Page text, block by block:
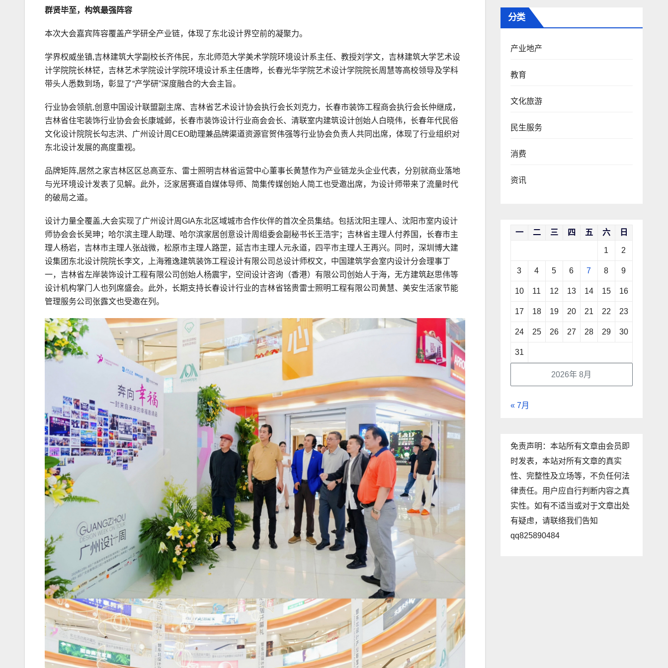
群贤毕至，构筑最强阵容
本次大会嘉宾阵容覆盖产学研全产业链，体现了东北设计界空前的凝聚力。
学界权威坐镇,吉林建筑大学副校长齐伟民，东北师范大学美术学院环境设计系主任、教授刘学文，吉林建筑大学艺术设
计学院院长林铓，吉林艺术学院设计学院环境设计系主任唐晔，长春光华学院艺术设计学院院长周慧等高校领导及学科
带头人悉数到场，彰显了“产学研”深度融合的大会主旨。
行业协会领航,创意中国设计联盟副主席、吉林省艺术设计协会执行会长刘克力，长春市装饰工程商会执行会长仲继成，
吉林省住宅装饰行业协会会长康城邺，长春市装饰设计行业商会会长、清联室内建筑设计创始人白晓伟，长春年代民俗
文化设计院院长勾志洪、广州设计周CEO助理兼品牌渠道资源官贺伟强等行业协会负责人共同出席，体现了行业组织对
东北设计发展的高度重视。
品牌矩阵,居然之家吉林区区总高亚东、雷士照明吉林省运营中心董事长黄慧作为产业链龙头企业代表，分别就商业落地
与光环境设计发表了见解。此外，泛家居赛道自媒体导师、简集传媒创始人简工也受邀出席，为设计师带来了流量时代
的破局之道。
设计力量全覆盖,大会实现了广州设计周GIA东北区域城市合作伙伴的首次全员集结。包括沈阳主理人、沈阳市室内设计
师协会会长吴珅；哈尔滨主理人助理、哈尔滨家居创意设计周组委会副秘书长王浩宇；吉林省主理人付养国，长春市主
理人杨岩，吉林市主理人张战微，松原市主理人路罡，延吉市主理人元永道，四平市主理人王再兴。同时，深圳博大建
设集团东北设计院院长李文，上海雅逸建筑装饰工程设计有限公司总设计师权文，中国建筑学会室内设计分会理事丁
一，吉林省左岸装饰设计工程有限公司创始人杨震宇，空间设计咨询（香港）有限公司创始人于海，无方建筑赵思伟等
设计机构掌门人也列席盛会。此外，长期支持长春设计行业的吉林省铭贵雷士照明工程有限公司黄慧、美安生活家节能
管理服务公司张露文也受邀在列。
分类
产业地产
教育
文化旅游
民生服务
消费
资讯
2026年 8月
一 二 三 四 五 六 日
1 2
3 4 5 6 7 8 9
10 11 12 13 14 15 16
17 18 19 20 21 22 23
24 25 26 27 28 29 30
31
« 7月
免责声明：本站所有文章由会员即
时发表，本站对所有文章的真实
性、完整性及立场等，不负任何法
律责任。用户应自行判断内容之真
实性。如有不适当或对于文章出处
有疑虑，请联络我们告知
qq825890484